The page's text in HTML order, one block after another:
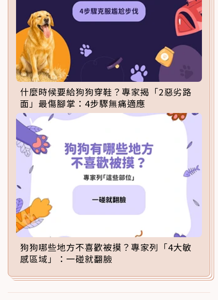
什麼時候要給狗狗穿鞋？專家揭「2惡劣路
面」最傷腳掌：4步驟無痛適應
狗狗哪些地方不喜歡被摸？專家列「4大敏
感區域」：一碰就翻臉